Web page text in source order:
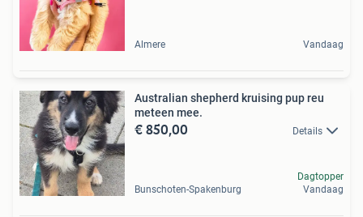
Almere Vandaag
Australian shepherd kruising pup reu
meteen mee.
€ 850,00 Details
Bunschoten-Spakenburg
Dagtopper
Vandaag